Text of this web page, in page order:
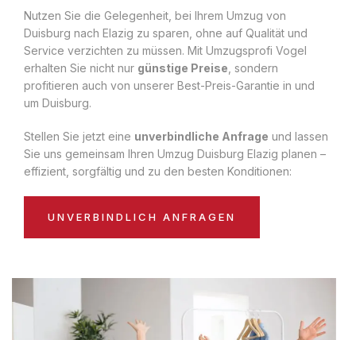
Nutzen Sie die Gelegenheit, bei Ihrem Umzug von
Duisburg nach Elazig zu sparen, ohne auf Qualität und
Service verzichten zu müssen. Mit Umzugsprofi Vogel
erhalten Sie nicht nur günstige Preise , sondern
profitieren auch von unserer Best-Preis-Garantie in und
um Duisburg.
Stellen Sie jetzt eine unverbindliche Anfrage und lassen
Sie uns gemeinsam Ihren Umzug Duisburg Elazig planen –
effizient, sorgfältig und zu den besten Konditionen:
UNVERBINDLICH ANFRAGEN